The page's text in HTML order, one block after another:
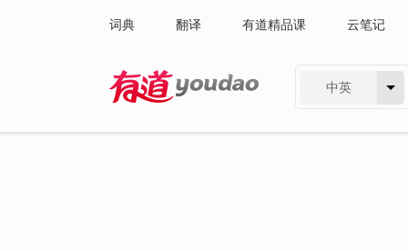
词典 翻译 有道精品课 云笔记
中英